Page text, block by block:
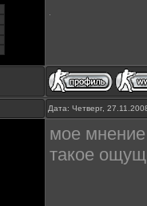
Дата: Четверг,
мое мнение
такое